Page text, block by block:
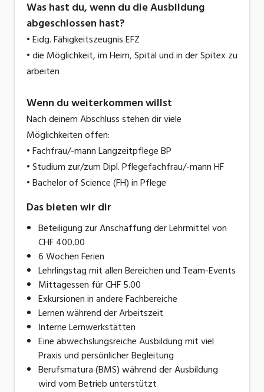
Was hast du, wenn du die Ausbildung
abgeschlossen hast?
• Eidg. Fähigkeitszeugnis EFZ
• die Möglichkeit, im Heim, Spital und in der Spitex zu
arbeiten
Wenn du weiterkommen willst
Nach deinem Abschluss stehen dir viele
Möglichkeiten offen:
• Fachfrau/-mann Langzeitpflege BP
• Studium zur/zum Dipl. Pflegefachfrau/-mann HF
• Bachelor of Science (FH) in Pflege
Das bieten wir dir
Beteiligung zur Anschaffung der Lehrmittel von
CHF 400.00
6 Wochen Ferien
Lehrlingstag mit allen Bereichen und Team-Events
Mittagessen für CHF 5.00
Exkursionen in andere Fachbereiche
Lernen während der Arbeitszeit
Interne Lernwerkstätten
Eine abwechslungsreiche Ausbildung mit viel
Praxis und persönlicher Begleitung
Berufsmatura (BMS) während der Ausbildung
wird vom Betrieb unterstützt